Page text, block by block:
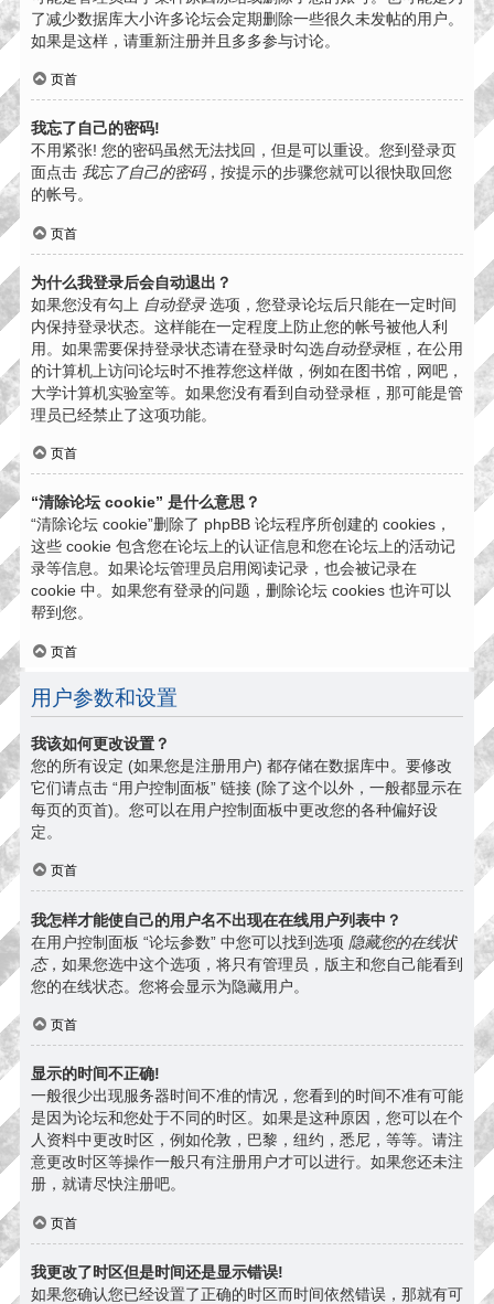
了减少数据库大小许多论坛会定期删除一些很久未发帖的用户。
如果是这样，请重新注册并且多多参与讨论。
页首
我忘了自己的密码!
不用紧张! 您的密码虽然无法找回，但是可以重设。您到登录页
面点击 我忘了自己的密码，按提示的步骤您就可以很快取回您
的帐号。
页首
为什么我登录后会自动退出？
如果您没有勾上 自动登录选项，您登录论坛后只能在一定时间
内保持登录状态。这样能在一定程度上防止您的帐号被他人利
用。如果需要保持登录状态请在登录时勾选自动登录框，在公用
的计算机上访问论坛时不推荐您这样做，例如在图书馆，网吧，
大学计算机实验室等。如果您没有看到自动登录框，那可能是管
理员已经禁止了这项功能。
页首
“清除论坛 cookie” 是什么意思？
“清除论坛 cookie”删除了 phpBB 论坛程序所创建的 cookies，
这些 cookie 包含您在论坛上的认证信息和您在论坛上的活动记
录等信息。如果论坛管理员启用阅读记录，也会被记录在
cookie 中。如果您有登录的问题，删除论坛 cookies 也许可以
帮到您。
页首
用户参数和设置
我该如何更改设置？
您的所有设定 (如果您是注册用户) 都存储在数据库中。要修改
它们请点击 “用户控制面板” 链接 (除了这个以外，一般都显示在
每页的页首)。您可以在用户控制面板中更改您的各种偏好设
定。
页首
我怎样才能使自己的用户名不出现在在线用户列表中？
在用户控制面板 “论坛参数” 中您可以找到选项 隐藏您的在线状
态，如果您选中这个选项，将只有管理员，版主和您自己能看到
您的在线状态。您将会显示为隐藏用户。
页首
显示的时间不正确!
一般很少出现服务器时间不准的情况，您看到的时间不准有可能
是因为论坛和您处于不同的时区。如果是这种原因，您可以在个
人资料中更改时区，例如伦敦，巴黎，纽约，悉尼，等等。请注
意更改时区等操作一般只有注册用户才可以进行。如果您还未注
册，就请尽快注册吧。
页首
我更改了时区但是时间还是显示错误!
如果您确认您已经设置了正确的时区而时间依然错误，那就有可